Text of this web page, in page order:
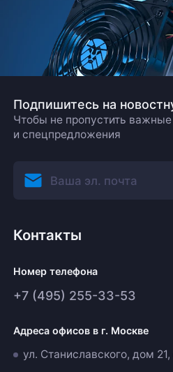
Подпишитесь на
Чтобы не пропустить важные
и спецпредложения
Контакты
Номер телефона
+7 (495) 255-33-53
Адреса офисов в г. Москве
ул. Станиславского, дом 21,